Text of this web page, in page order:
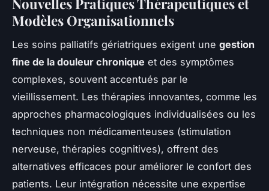
Modèles Organisationnels
Les soins palliatifs gériatriques exigent une gestion
fine de la douleur chronique et des symptômes
complexes, souvent accentués par le
vieillissement. Les thérapies innovantes, comme les
approches pharmacologiques individualisées ou les
techniques non médicamenteuses (stimulation
nerveuse, thérapies cognitives), offrent des
alternatives efficaces pour améliorer le confort des
patients. Leur intégration nécessite une expertise